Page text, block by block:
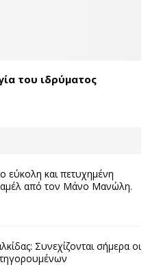
του ιδρύματος
εύκολη και πετυχημένη
από τον Μάνο Μανώλη.
Συνεχίζονται σήμερα οι